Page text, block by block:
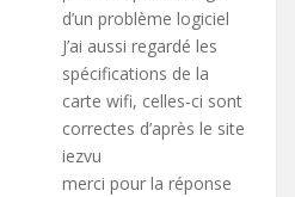
d’un problème logiciel
J’ai aussi regardé les
spécifications de la
carte wifi, celles-ci sont
correctes d’après le site
iezvu
merci pour la réponse